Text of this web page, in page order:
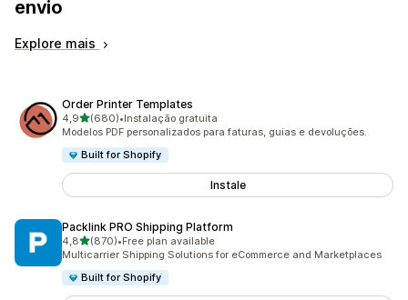
envio
Explore mais
Order Printer Templates
4,9de 5 estrelas
(680)
680 total de avaliações
•Instalação gratuita
Modelos PDF personalizados para faturas, guias e devoluções.
Built for Shopify
Instale
Packlink PRO Shipping Platform
4,8de 5 estrelas
(870)
870 total de avaliações
•Free plan available
Multicarrier Shipping Solutions for eCommerce and Marketplaces
Built for Shopify